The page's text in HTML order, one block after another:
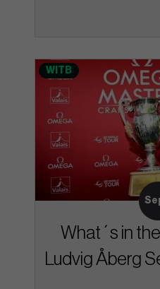
WITB
What´s in
Ludvig Åberg